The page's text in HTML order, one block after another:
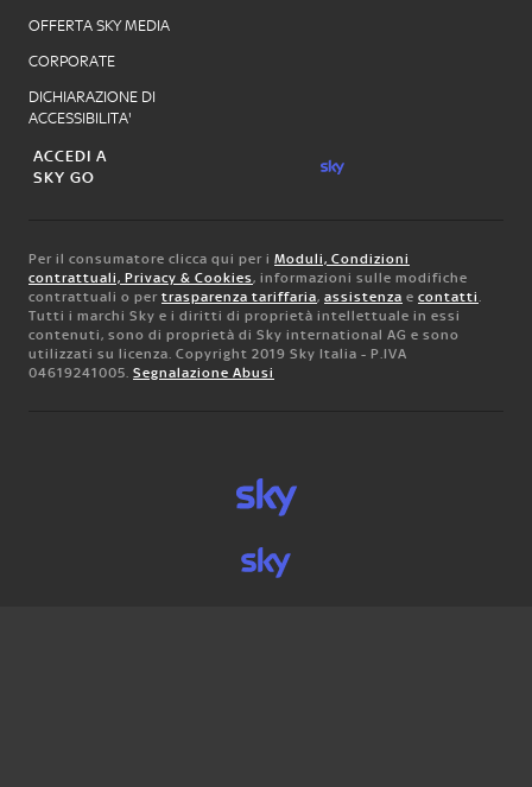
OFFERTA SKY MEDIA
CORPORATE
DICHIARAZIONE DI
ACCESSIBILITA'
ACCEDI A
SKY GO
Per il consumatore clicca qui per i Moduli, Condizioni
contrattuali, Privacy & Cookies, informazioni sulle modifiche
contrattuali o per trasparenza tariffaria, assistenza e contatti.
Tutti i marchi Sky e i diritti di proprietà intellettuale in essi
contenuti, sono di proprietà di Sky international AG e sono
utilizzati su licenza. Copyright 2019 Sky Italia - P.IVA
04619241005. Segnalazione Abusi